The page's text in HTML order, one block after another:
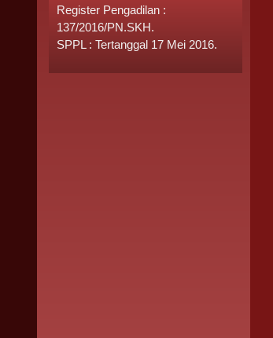
Register Pengadilan :
137/2016/PN.SKH.
SPPL : Tertanggal 17 Mei 2016.